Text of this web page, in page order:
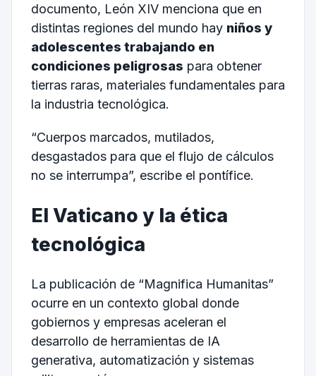
documento, León XIV menciona que en
distintas regiones del mundo hay niños y
adolescentes trabajando en
condiciones peligrosas para obtener
tierras raras, materiales fundamentales para
la industria tecnológica.
“Cuerpos marcados, mutilados,
desgastados para que el flujo de cálculos
no se interrumpa”, escribe el pontífice.
El Vaticano y la ética
tecnológica
La publicación de “Magnifica Humanitas”
ocurre en un contexto global donde
gobiernos y empresas aceleran el
desarrollo de herramientas de IA
generativa, automatización y sistemas